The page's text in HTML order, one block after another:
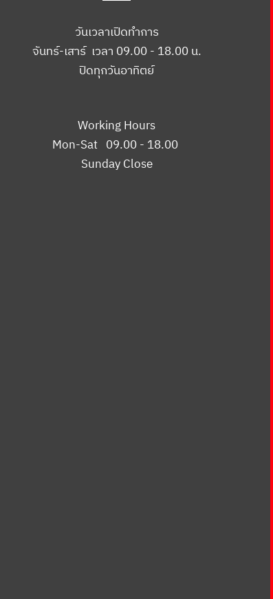
วันเวลาเปิดทำการ
จันทร์-เสาร์ เวลา 09.00 - 18.00 น.
ปิดทุกวันอาทิตย์
Working Hours
Mon-Sat 09.00 - 18.00
Sunday Close